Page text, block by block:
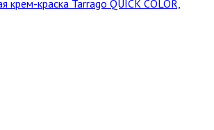
крем-краска Tarrago QUICK COLOR,